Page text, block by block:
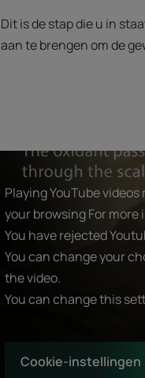
Dit is de stap die u in
aan te brengen om de
Playing YouTube
your browsing For more
You have rejected
You can change your
the video.
You can change this
Cookie-instellingen